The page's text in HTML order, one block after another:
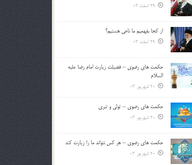
29 اسفند 03
از كجا بفهميم ما ناجی هستیم؟
29 اسفند 03
حکمت های رضوی – فضیلت زیارت امام رضا علیه
السلام
20 شهریور 03
حکمت های رضوی – تولی و تبری
20 شهریور 03
حکمت های رضوی – هر کس نتواند ما را زیارت کند
20 شهریور 03